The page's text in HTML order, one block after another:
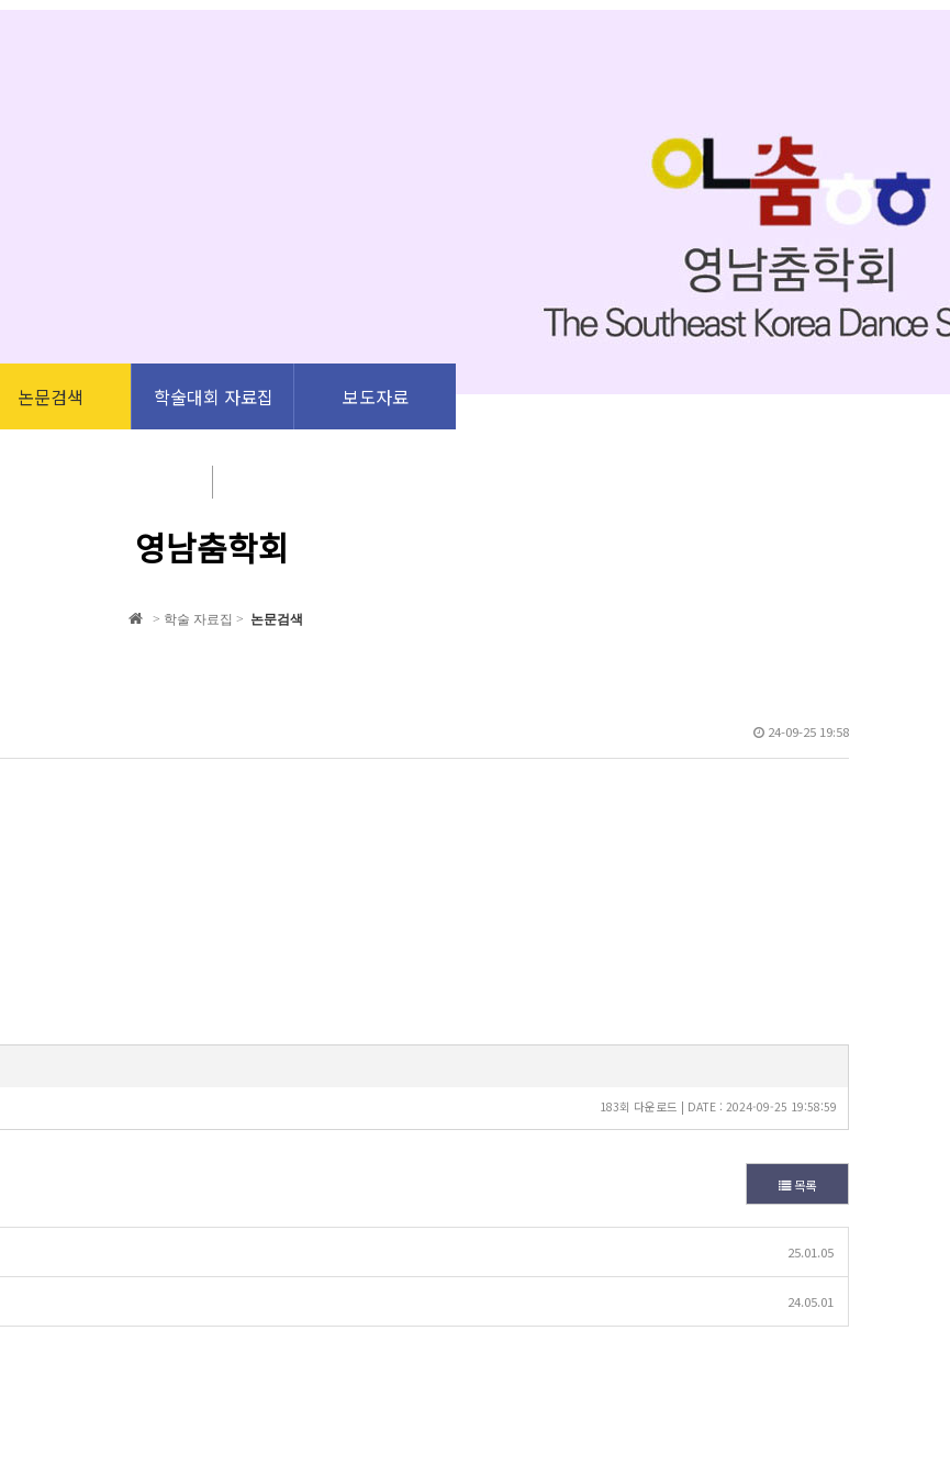
논문검색 학술대회 자료집 보도자료
영남춤학회
> 학술 자료집 > 논문검색
24-09-25 19:58
183회 다운로드 | DATE : 2024-09-25 19:58:59
목록
25.01.05
24.05.01